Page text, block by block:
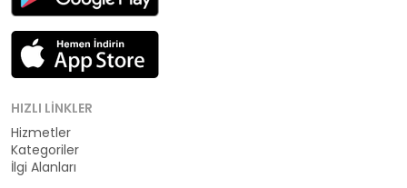
HIZLI LINKLER
Hizmetler
Kategoriler
İlgi Alanları